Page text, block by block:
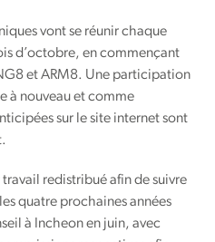
vont se réunir chaque
d’octobre, en commençant
et ARM8. Une participation
à nouveau et comme
sur le site internet sont
redistribué afin de suivre
quatre prochaines années
à Incheon en juin, avec